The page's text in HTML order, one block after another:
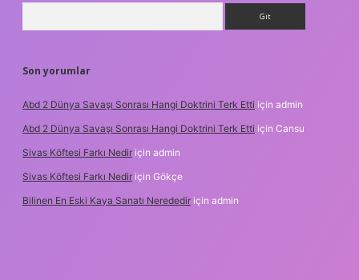
Son yorumlar
Abd 2 Dünya Savaşı Sonrası Hangi Doktrini Terk Etti için admin
Abd 2 Dünya Savaşı Sonrası Hangi Doktrini Terk Etti için Cansu
Sivas Köftesi Farkı Nedir için admin
Sivas Köftesi Farkı Nedir için Gökçe
Bilinen En Eski Kaya Sanatı Nerededir için admin